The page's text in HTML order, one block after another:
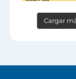
Cargar